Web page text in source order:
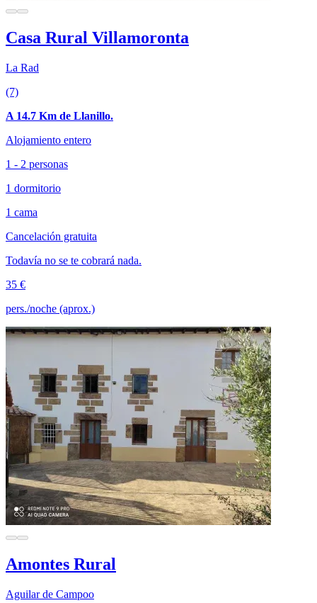
Casa Rural Villamoronta
La Rad
(7)
A 14.7 Km de Llanillo.
Alojamiento entero
1 - 2 personas
1 dormitorio
1 cama
Cancelación gratuita
Todavía no se te cobrará nada.
35 €
pers./noche (aprox.)
Amontes Rural
Aguilar de Campoo